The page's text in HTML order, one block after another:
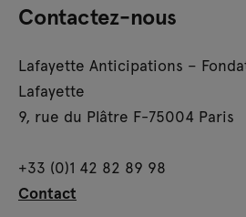
Contactez-nous
Lafayette Anticipations –
Lafayette
9, rue du Plâtre F-75004 Paris
+33 (0)1 42 82 89 98
Contact